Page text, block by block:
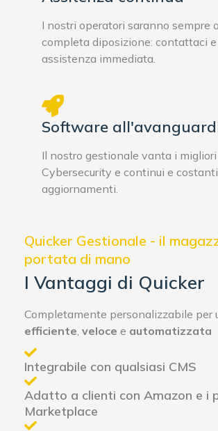
I nostri operatori saranno sempre
completa diposizione: contattaci
assistenza immediata.
Software
Il nostro gestionale vanta i
Cybersecurity e continui e costanti
aggiornamenti.
Quicker Gestionale - il
portata di mano
I Vantaggi di Quicker
Completamente personalizzabile per
efficiente, veloce e automatizzata
Integrabile con qualsiasi CMS
Adatto a clienti con Amazon e i
Marketplace